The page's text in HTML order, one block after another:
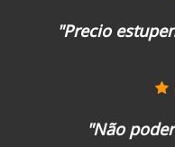
"Precio
"Não